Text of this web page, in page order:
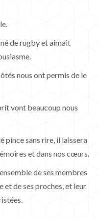
de rugby et aimait
nous ont permis de le
vont beaucoup nous
pince sans rire, il laissera
et dans nos cœurs.
de ses membres
de ses proches, et leur